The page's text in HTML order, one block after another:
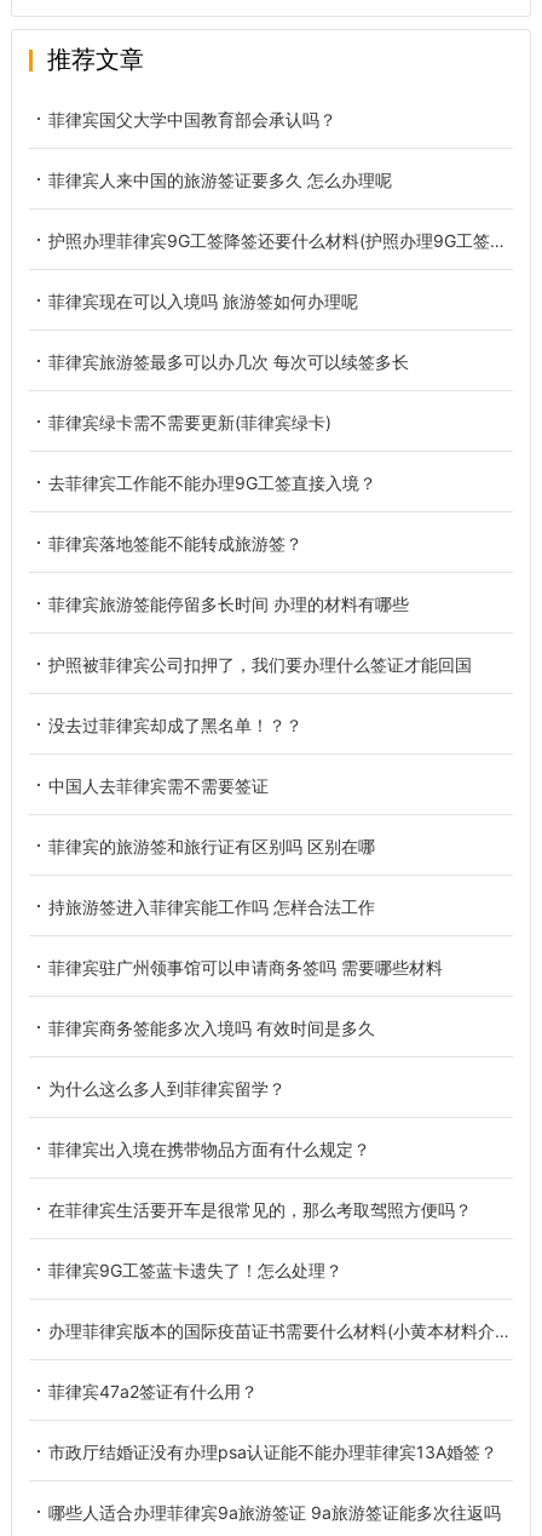
推荐文章
菲律宾国父大学中国教育部会承认吗？
菲律宾人来中国的旅游签证要多久 怎么办理呢
护照办理菲律宾9G工签降签还要什么材料(护照办理9G工签降签)
菲律宾现在可以入境吗 旅游签如何办理呢
菲律宾旅游签最多可以办几次 每次可以续签多长
菲律宾绿卡需不需要更新(菲律宾绿卡)
去菲律宾工作能不能办理9G工签直接入境？
菲律宾落地签能不能转成旅游签？
菲律宾旅游签能停留多长时间 办理的材料有哪些
护照被菲律宾公司扣押了，我们要办理什么签证才能回国
没去过菲律宾却成了黑名单！？？
中国人去菲律宾需不需要签证
菲律宾的旅游签和旅行证有区别吗 区别在哪
持旅游签进入菲律宾能工作吗 怎样合法工作
菲律宾驻广州领事馆可以申请商务签吗 需要哪些材料
菲律宾商务签能多次入境吗 有效时间是多久
为什么这么多人到菲律宾留学？
菲律宾出入境在携带物品方面有什么规定？
在菲律宾生活要开车是很常见的，那么考取驾照方便吗？
菲律宾9G工签蓝卡遗失了！怎么处理？
办理菲律宾版本的国际疫苗证书需要什么材料(小黄本材料介绍)
菲律宾47a2签证有什么用？
市政厅结婚证没有办理psa认证能不能办理菲律宾13A婚签？
哪些人适合办理菲律宾9a旅游签证 9a旅游签证能多次往返吗